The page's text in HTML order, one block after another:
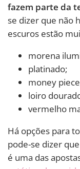
fazem parte da
se dizer que não
escuros estão
morena
platinado;
money
loiro
vermelho
Há opções para
pode-se dizer
é uma das